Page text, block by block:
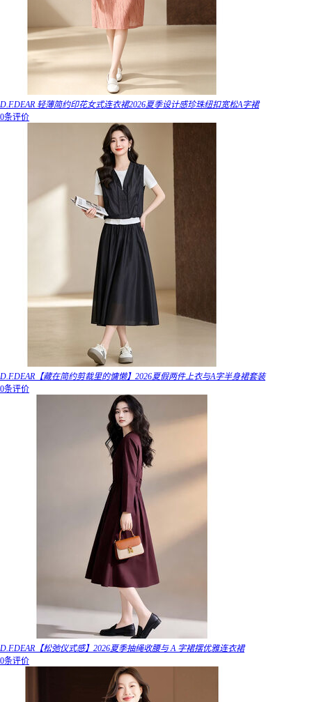
D.F.DEAR 轻薄简约印花女式连衣裙2026夏季设计感珍珠纽扣宽松A字裙
0条评价
D.F.DEAR【藏在简约剪裁里的慵懒】2026夏假两件上衣与A字半身裙套装
0条评价
D.F.DEAR【松弛仪式感】2026夏季抽绳收腰与 A 字裙摆优雅连衣裙
0条评价